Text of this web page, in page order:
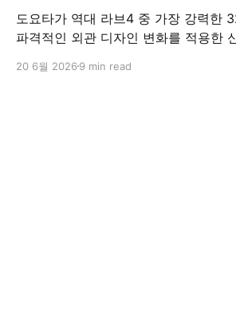
도요타가 역대 라브4 중 가장 강력한
파격적인 외관 디자인 변화를 적용한
충전이 가능하고 전기 모드로만 70km
20 6월 2026 9 min read